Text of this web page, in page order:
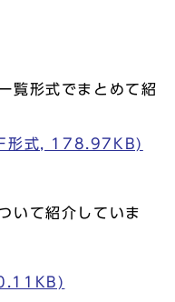
覧形式でまとめて紹
形式, 178.97KB)
いて紹介していま